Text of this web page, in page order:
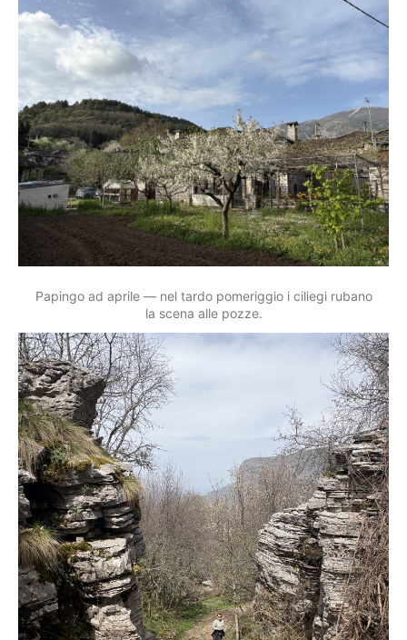
Papingo ad aprile — nel tardo pomeriggio i ciliegi rubano
la scena alle pozze.